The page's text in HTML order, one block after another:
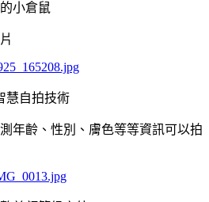
小倉鼠
慧自拍技術
年齡、性別、膚色等等資訊可以拍